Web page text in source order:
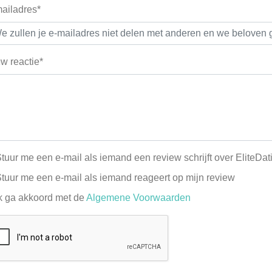
reactie*
me een e-mail als iemand een review schrijft over
me een e-mail als iemand reageert op mijn review
ga akkoord met de Algemene Voorwaarden